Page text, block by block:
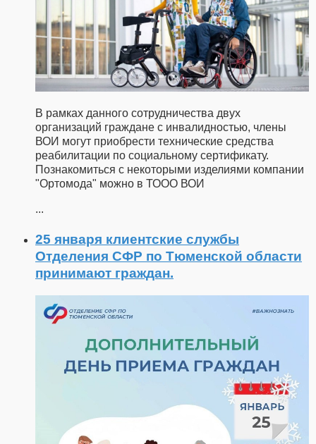
В рамках данного сотрудничества двух
организаций граждане с инвалидностью, члены
ВОИ могут приобрести технические средства
реабилитации по социальному сертификату.
Познакомиться с некоторыми изделиями компании
"Ортомода" можно в ТООО ВОИ
...
25 января клиентские службы
Отделения СФР по Тюменской области
принимают граждан.